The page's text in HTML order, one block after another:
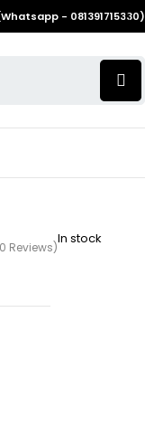
- 081391715330)
Reviews)
In stock